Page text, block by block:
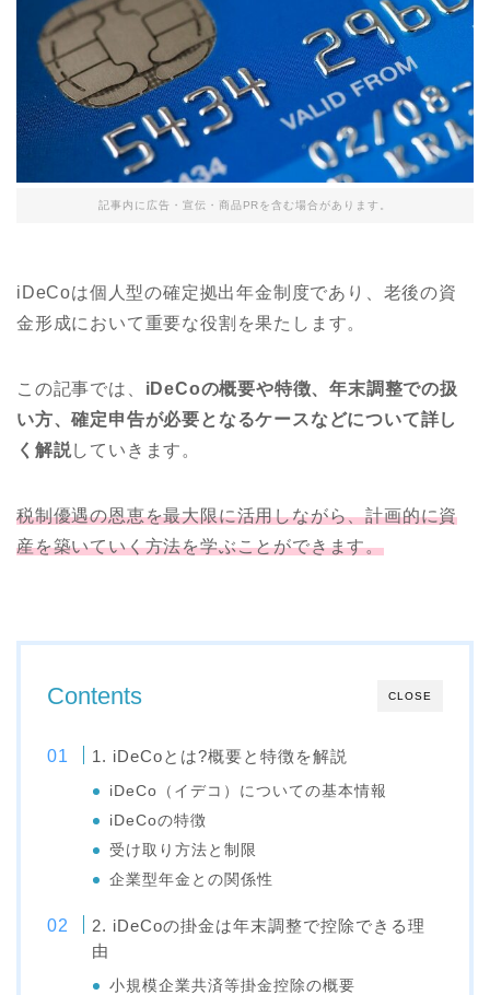
記事内に広告・宣伝・商品PRを含む場合があります。
iDeCoは個人型の確定拠出年金制度であり、老後の資
金形成において重要な役割を果たします。
この記事では、 iDeCoの概要や特徴、年末調整での扱
い方、確定申告が必要となるケースなどについて詳し
く解説していきます。
税制優遇の恩恵を最大限に活用しながら、計画的に資
産を築いていく方法を学ぶことができます。
CLOSE
Contents
1. iDeCoとは?概要と特徴を解説
iDeCo（イデコ）についての基本情報
iDeCoの特徴
受け取り方法と制限
企業型年金との関係性
2. iDeCoの掛金は年末調整で控除できる理
由
小規模企業共済等掛金控除の概要